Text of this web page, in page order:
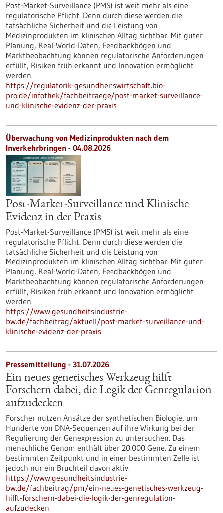
Post-Market-Surveillance (PMS) ist weit mehr als eine
regulatorische Pflicht. Denn durch diese werden die
tatsächliche Sicherheit und die Leistung von
Medizinprodukten im klinischen Alltag sichtbar. Mit guter
Planung, Real-World-Daten, Feedbackbögen und
Marktbeobachtung können regulatorische Anforderungen
erfüllt, Risiken früh erkannt und Innovation ermöglicht
werden.
https://regulatorik-gesundheitswirtschaft.bio-
pro.de/infothek/fachbeitraege/post-market-surveillance-
und-klinische-evidenz-der-praxis
Überwachung von Medizinprodukten nach dem
Inverkehrbringen - 04.08.2026
Post-Market-Surveillance und Klinische
Evidenz in der Praxis
Post-Market-Surveillance (PMS) ist weit mehr als eine
regulatorische Pflicht. Denn durch diese werden die
tatsächliche Sicherheit und die Leistung von
Medizinprodukten im klinischen Alltag sichtbar. Mit guter
Planung, Real-World-Daten, Feedbackbögen und
Marktbeobachtung können regulatorische Anforderungen
erfüllt, Risiken früh erkannt und Innovation ermöglicht
werden.
https://www.gesundheitsindustrie-
bw.de/fachbeitrag/aktuell/post-market-surveillance-und-
klinische-evidenz-der-praxis
Pressemitteilung - 31.07.2026
Ein neues genetisches Werkzeug hilft
Forschern dabei, die Logik der Genregulation
aufzudecken
Forscher nutzen Ansätze der synthetischen Biologie, um
Hunderte von DNA-Sequenzen auf ihre Wirkung bei der
Regulierung der Genexpression zu untersuchen. Das
menschliche Genom enthält über 20.000 Gene. Zu einem
bestimmten Zeitpunkt und in einer bestimmten Zelle ist
jedoch nur ein Bruchteil davon aktiv.
https://www.gesundheitsindustrie-
bw.de/fachbeitrag/pm/ein-neues-genetisches-werkzeug-
hilft-forschern-dabei-die-logik-der-genregulation-
aufzudecken